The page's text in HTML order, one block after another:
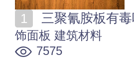
三聚氰胺板有
饰面板 建筑材料
7575